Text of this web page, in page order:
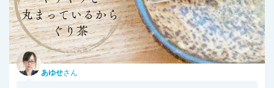
あゆせさん